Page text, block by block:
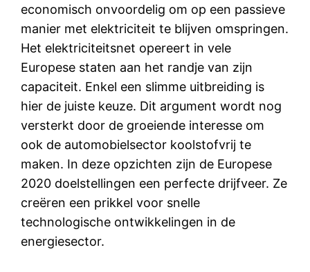
economisch onvoordelig om op een passieve
manier met elektriciteit te blijven omspringen.
Het elektriciteitsnet opereert in vele
Europese staten aan het randje van zijn
capaciteit. Enkel een slimme uitbreiding is
hier de juiste keuze. Dit argument wordt nog
versterkt door de groeiende interesse om
ook de automobielsector koolstofvrij te
maken. In deze opzichten zijn de Europese
2020 doelstellingen een perfecte drijfveer. Ze
creëren een prikkel voor snelle
technologische ontwikkelingen in de
energiesector.